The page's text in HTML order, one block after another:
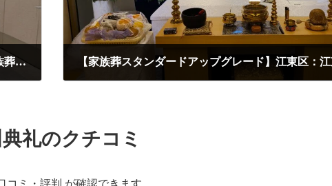
【家族葬スタンダード】荒川区：町屋斎場 荒川区の葬儀・家族葬 - おもてなしの心で、ご家族の想いを形に
礼のクチコミ
コミ・評判 が確認できます。